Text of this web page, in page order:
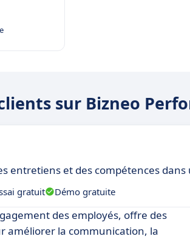
sur Bizneo
entretiens et des compétences
gratuit Démo gratuite
des employés, offre des
améliorer la communication, la